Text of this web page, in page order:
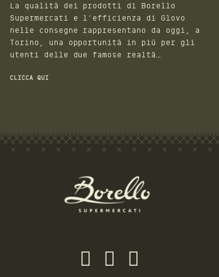
La qualità dei prodotti di Borello
Supermercati e l’efficienza di Glovo
nelle consegne rappresentano da oggi, a
Torino, una opportunità in più per gli
utenti delle due famose realtà
CLICCA QUI